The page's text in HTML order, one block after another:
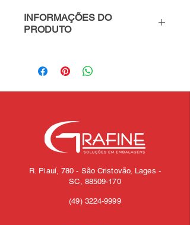
INFORMAÇÕES DO
PRODUTO
FALE CONOSCO - WhatsApp
R. Piauí, 780 - São Cristovão, Lages -
SC, 88509-170
(49) 3224-9999